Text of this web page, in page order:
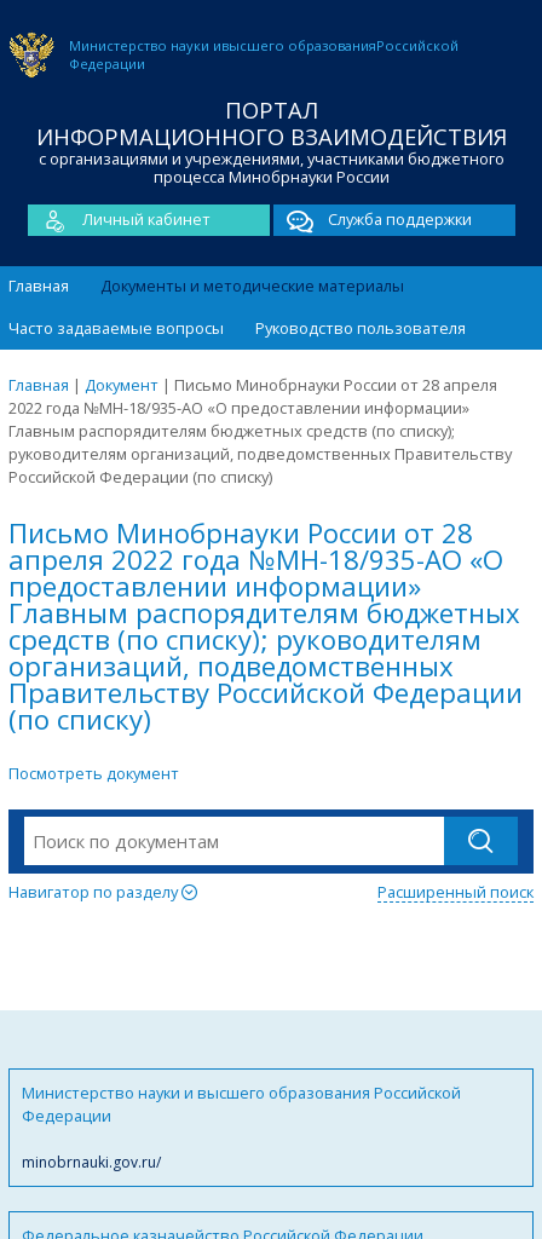
Министерство науки ивысшего образованияРоссийской
Федерации
ПОРТАЛ
ИНФОРМАЦИОННОГО ВЗАИМОДЕЙСТВИЯ
с организациями и учреждениями, участниками бюджетного
процесса Минобрнауки России
Личный кабинет
Служба поддержки
Главная
Документы и методические материалы
Часто задаваемые вопросы
Руководство пользователя
Главная | Документ | Письмо Минобрнауки России от 28 апреля
2022 года №МН-18/935-АО «О предоставлении информации»
Главным распорядителям бюджетных средств (по списку);
руководителям организаций, подведомственных Правительству
Российской Федерации (по списку)
Письмо Минобрнауки России от 28
апреля 2022 года №МН-18/935-АО «О
предоставлении информации»
Главным распорядителям бюджетных
средств (по списку); руководителям
организаций, подведомственных
Правительству Российской Федерации
(по списку)
Посмотреть документ
Навигатор по разделу Расширенный поиск
Министерство науки и высшего образования Российской
Федерации
minobrnauki.gov.ru/